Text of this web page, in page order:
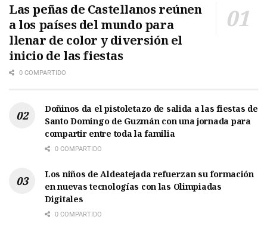
Las peñas de Castellanos reúnen
a los países del mundo para
llenar de color y diversión el
inicio de las fiestas
0 COMPARTIDO
Doñinos da el pistoletazo de salida a las fiestas de
Santo Domingo de Guzmán con una jornada para
compartir entre toda la familia
0 COMPARTIDO
Los niños de Aldeatejada refuerzan su formación
en nuevas tecnologías con las Olimpiadas
Digitales
0 COMPARTIDO